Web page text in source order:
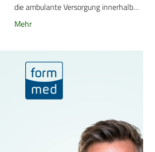
die ambulante Versorgung innerhalb…
Mehr